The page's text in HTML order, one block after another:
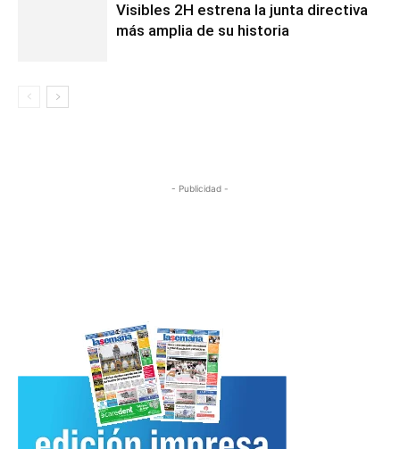
Visibles 2H estrena la junta directiva
más amplia de su historia
- Publicidad -